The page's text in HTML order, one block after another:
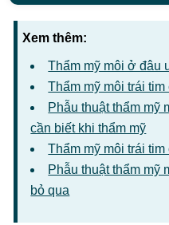
Xem thêm:
Thẩm mỹ môi ở đâu
Thẩm mỹ môi trái
Phẫu thuật thẩm mỹ
cần biết khi thẩm mỹ
Thẩm mỹ môi trái
Phẫu thuật thẩm mỹ
bỏ qua